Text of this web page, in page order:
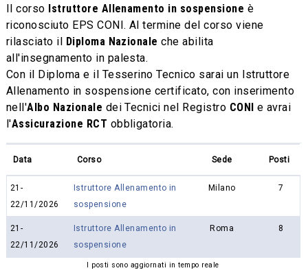
Il corso Istruttore Allenamento in sospensione è
riconosciuto EPS CONI. Al termine del corso viene
rilasciato il Diploma Nazionale che abilita
all'insegnamento in palesta.
Con il Diploma e il Tesserino Tecnico sarai un Istruttore
Allenamento in sospensione certificato, con inserimento
nell'Albo Nazionale dei Tecnici nel Registro CONI e avrai
l'Assicurazione RCT obbligatoria.
Data Corso Sede Posti
21-
22/11/2026
Istruttore Allenamento in
sospensione
Milano 7
21-
22/11/2026
Istruttore Allenamento in
sospensione
Roma 8
I posti sono aggiornati in tempo reale